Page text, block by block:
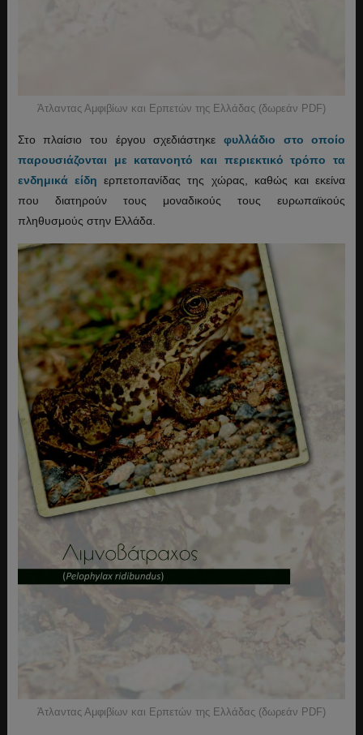
Άτλαντας Αμφιβίων και Ερπετών της Ελλάδας (δωρεάν PDF)
Στο πλαίσιο του έργου σχεδιάστηκε φυλλάδιο στο οποίο
παρουσιάζονται με κατανοητό και περιεκτικό τρόπο τα
ενδημικά είδη ερπετοπανίδας της χώρας, καθώς και εκείνα
που διατηρούν τους μοναδικούς τους ευρωπαϊκούς
πληθυσμούς στην Ελλάδα.
Άτλαντας Αμφιβίων και Ερπετών της Ελλάδας (δωρεάν PDF)